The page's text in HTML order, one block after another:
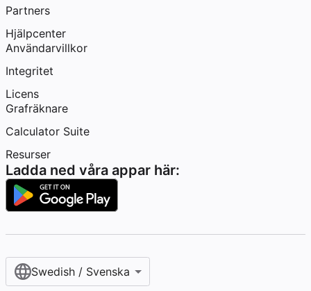
Partners
Hjälpcenter
Användarvillkor
Integritet
Licens
Grafräknare
Calculator Suite
Resurser
Ladda ned våra appar här:
Swedish / Svenska‎